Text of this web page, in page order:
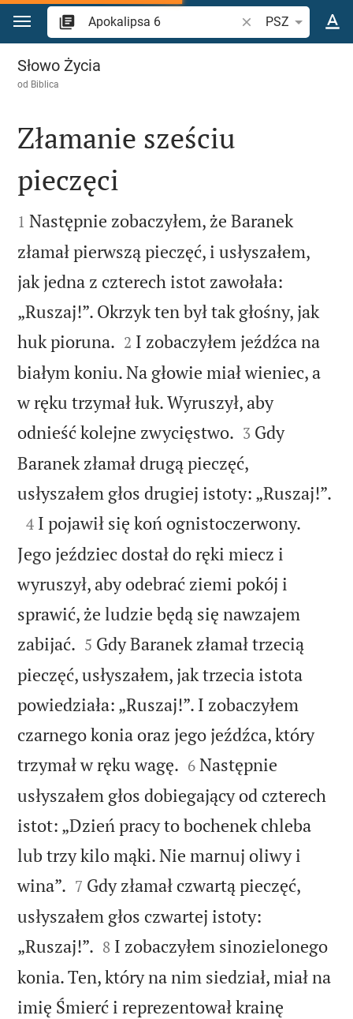
Przejdź do treści
Szukaj wersetu lub
PSZ
Apokalipsa 6
Słowo Życia
od Biblica

Złamanie sześciu
pieczęci

1 Następnie zobaczyłem, że Baranek
złamał pierwszą pieczęć, i usłyszałem,
jak jedna z czterech istot zawołała:
„Ruszaj!”. Okrzyk ten był tak głośny, jak
huk pioruna. 

2 I zobaczyłem jeźdźca na
białym koniu. Na głowie miał wieniec, a
w ręku trzymał łuk. Wyruszył, aby
odnieść kolejne zwycięstwo. 

3 Gdy
Baranek złamał drugą pieczęć,
usłyszałem głos drugiej istoty: „Ruszaj!”.

4 I pojawił się koń ognistoczerwony.
Jego jeździec dostał do ręki miecz i
wyruszył, aby odebrać ziemi pokój i
sprawić, że ludzie będą się nawzajem
zabijać. 

5 Gdy Baranek złamał trzecią
pieczęć, usłyszałem, jak trzecia istota
powiedziała: „Ruszaj!”. I zobaczyłem
czarnego konia oraz jego jeźdźca, który
trzymał w ręku wagę. 

6 Następnie
usłyszałem głos dobiegający od czterech
istot: „Dzień pracy to bochenek chleba
lub trzy kilo mąki. Nie marnuj oliwy i
wina”. 

7 Gdy złamał czwartą pieczęć,
usłyszałem głos czwartej istoty:
„Ruszaj!”. 

8 I zobaczyłem sinozielonego
konia. Ten, który na nim siedział, miał na
imię Śmierć i reprezentował krainę